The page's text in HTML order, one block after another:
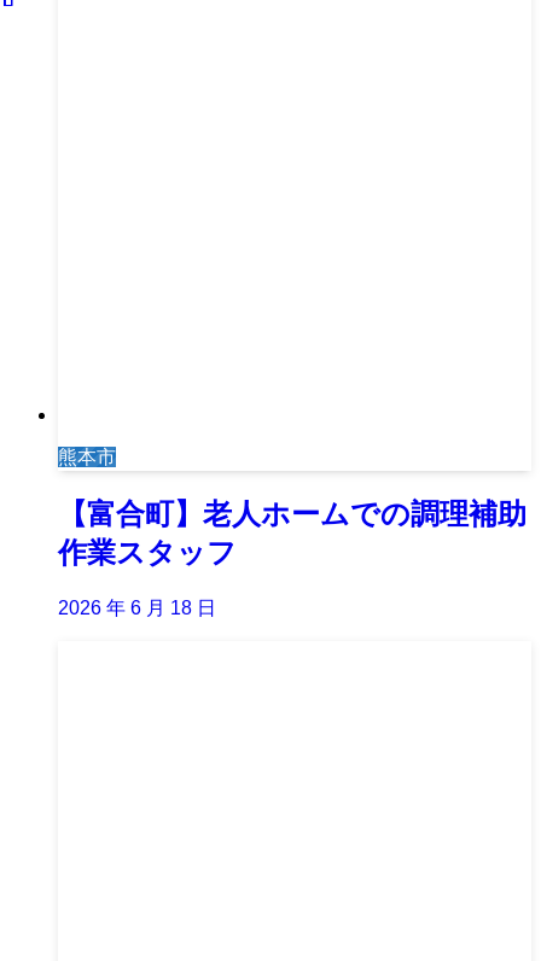
熊本市
【富合町】老人ホームでの調理補助
作業スタッフ
2026 年 6 月 18 日